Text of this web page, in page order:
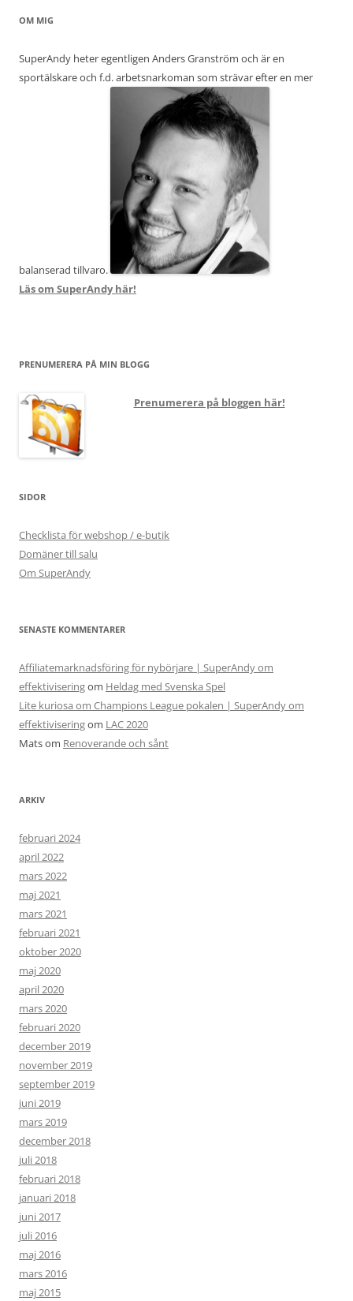
OM MIG
SuperAndy heter egentligen Anders Granström och är en
sportälskare och f.d. arbetsnarkoman som strävar efter en mer
balanserad tillvaro.
Läs om SuperAndy här!
PRENUMERERA PÅ MIN BLOGG
Prenumerera på bloggen här!
SIDOR
Checklista för webshop / e-butik
Domäner till salu
Om SuperAndy
SENASTE KOMMENTARER
Affiliatemarknadsföring för nybörjare | SuperAndy om
effektiviseringom Heldag med Svenska Spel
Lite kuriosa om Champions League pokalen | SuperAndy om
effektiviseringom LAC 2020
Matsom Renoverande och sånt
ARKIV
februari 2024
april 2022
mars 2022
maj 2021
mars 2021
februari 2021
oktober 2020
maj 2020
april 2020
mars 2020
februari 2020
december 2019
november 2019
september 2019
juni 2019
mars 2019
december 2018
juli 2018
februari 2018
januari 2018
juni 2017
juli 2016
maj 2016
mars 2016
maj 2015